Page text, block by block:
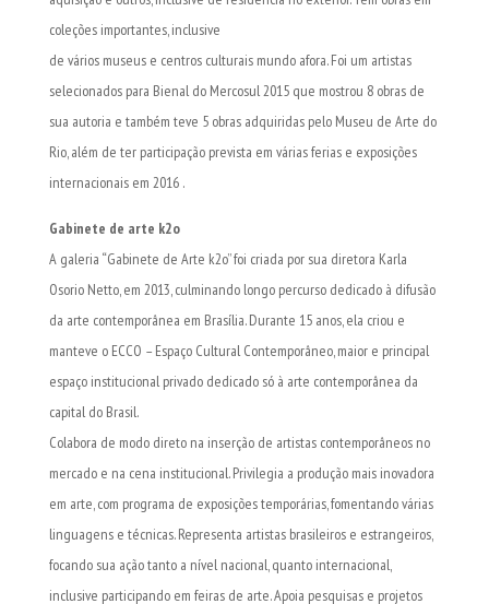
coleções importantes, inclusive
de vários museus e centros culturais mundo afora. Foi um artistas
selecionados para Bienal do Mercosul 2015 que mostrou 8 obras de
sua autoria e também teve 5 obras adquiridas pelo Museu de Arte do
Rio, além de ter participação prevista em várias ferias e exposições
internacionais em 2016 .
Gabinete de arte k2o
A galeria “Gabinete de Arte k2o” foi criada por sua diretora Karla
Osorio Netto, em 2013, culminando longo percurso dedicado à difusão
da arte contemporânea em Brasília. Durante 15 anos, ela criou e
manteve o ECCO – Espaço Cultural Contemporâneo, maior e principal
espaço institucional privado dedicado só à arte contemporânea da
capital do Brasil.
Colabora de modo direto na inserção de artistas contemporâneos no
mercado e na cena institucional. Privilegia a produção mais inovadora
em arte, com programa de exposições temporárias, fomentando várias
linguagens e técnicas. Representa artistas brasileiros e estrangeiros,
focando sua ação tanto a nível nacional, quanto internacional,
inclusive participando em feiras de arte. Apoia pesquisas e projetos